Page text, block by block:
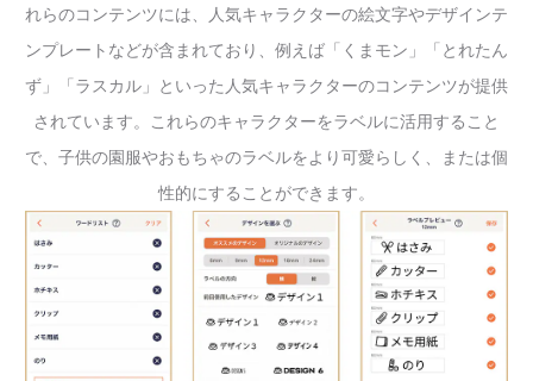
れらのコンテンツには、人気キャラクターの絵文字やデザインテ
ンプレートなどが含まれており、例えば「くまモン」「とれたん
ず」「ラスカル」といった人気キャラクターのコンテンツが提供
されています。これらのキャラクターをラベルに活用すること
で、子供の園服やおもちゃのラベルをより可愛らしく、または個
性的にすることができます。